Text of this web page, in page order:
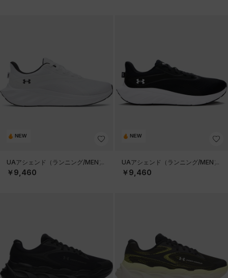
NEW
UAアシェンド（ランニング/MEN）
￥9,460
NEW
UAアシェンド（ランニング/MEN）
￥9,460